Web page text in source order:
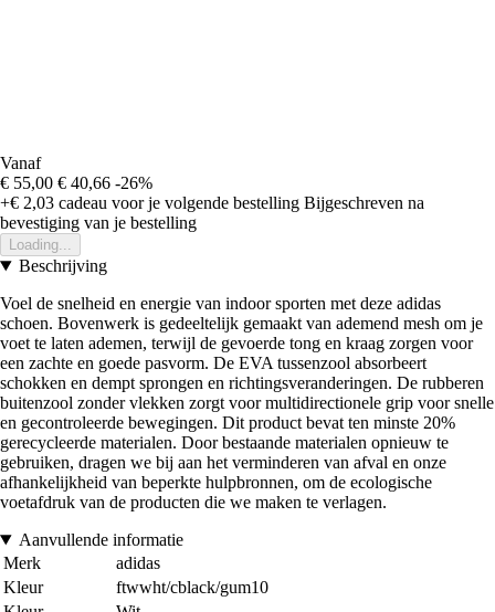
Vanaf
€ 55,00 € 40,66 -26%
+€ 2,03 cadeau voor je volgende bestelling Bijgeschreven na
bevestiging van je bestelling
Loading...
Beschrijving
Voel de snelheid en energie van indoor sporten met deze adidas
schoen. Bovenwerk is gedeeltelijk gemaakt van ademend mesh om je
voet te laten ademen, terwijl de gevoerde tong en kraag zorgen voor
een zachte en goede pasvorm. De EVA tussenzool absorbeert
schokken en dempt sprongen en richtingsveranderingen. De rubberen
buitenzool zonder vlekken zorgt voor multidirectionele grip voor snelle
en gecontroleerde bewegingen. Dit product bevat ten minste 20%
gerecycleerde materialen. Door bestaande materialen opnieuw te
gebruiken, dragen we bij aan het verminderen van afval en onze
afhankelijkheid van beperkte hulpbronnen, om de ecologische
voetafdruk van de producten die we maken te verlagen.
Aanvullende informatie
Merk
adidas
Kleur
ftwwht/cblack/gum10